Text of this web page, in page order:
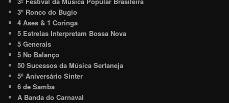
3º Ronco do Bugio
4 Ases & 1 Coringa
5 Estrelas Interpretam Bossa Nova
5 Generais
5 No Balanço
50 Sucessos da Música Sertaneja
5º Aniversário Sinter
6 de Samba
A Banda do Carnaval